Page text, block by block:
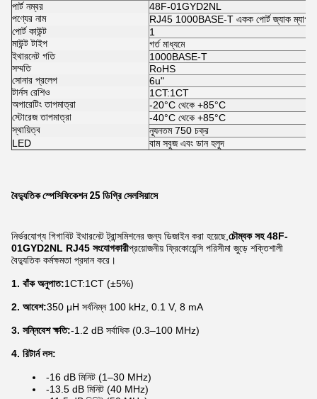
পার্ট নম্বর
48F-01GYD2NL
পণ্যের নাম
RJ45 1000BASE-T একক পোর্ট জ্যাক
পোর্ট কাউন্ট
1
মাউন্ট টাইপ
গর্ত মাধ্যমে
ইথারনেট গতি
1000BASE-T
সম্মতি
RoHS
সোনার প্রলেপ
6u"
টার্নস রেশিও
1CT:1CT
অপারেটিং তাপমাত্রা
-20°C থেকে +85°C
স্টোরেজ তাপমাত্রা
-40°C থেকে +85°C
স্থায়িত্ব
ন্যূনতম 750 চক্র
LED
বাম সবুজ এবং ডান হলুদ
বৈদ্যুতিক স্পেসিফিকেশন 25 ডিগ্রি সেলসিয়াসে
নির্ভরযোগ্য গিগাবিট ইথারনেট ট্রান্সমিশনের জন্য ডিজাইন করা হয়েছে, চৌম্বক সহ 48F-
01GYD2NL RJ45 সংযোগকারীপ্রয়োজনীয় ফ্রিকোয়েন্সি পরিসীমা জুড়ে শক্তিশালী
বৈদ্যুতিক কর্মক্ষমতা প্রদান করে।
1. বাঁক অনুপাত:1CT:1CT (±5%)
2. আবেশ:350 μH সর্বনিম্ন 100 kHz, 0.1 V, 8 mA
3. সন্নিবেশ ক্ষতি:-1.2 dB সর্বাধিক (0.3–100 MHz)
4. রিটার্ন লস:
-16 dB মিনিট (1–30 MHz)
-13.5 dB মিনিট (40 MHz)